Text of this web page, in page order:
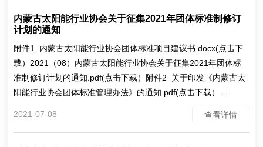
内蒙古太阳能行业协会关于征集2021年团体标准制修订
计划的通知
附件1 内蒙古太阳能行业协会团体标准项目建议书.docx(点击下
载）2021（08）内蒙古太阳能行业协会关于征集2021年团体标
准制修订计划的通知.pdf(点击下载）附件2 关于印发《内蒙古太
阳能行业协会团体标准管理办法》的通知.pdf(点击下载） ...
2021-07-08 查看详情